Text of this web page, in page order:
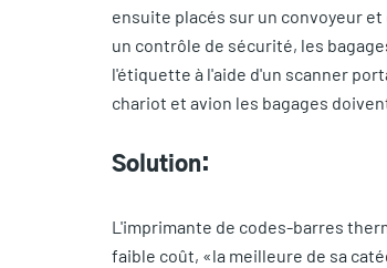
ensuite placés sur un convoyeur
un contrôle de sécurité, les
l'étiquette à l'aide d'un scanner
chariot et avion les bagages
Solution:
L'imprimante de codes-barres
faible coût, «la meilleure de sa